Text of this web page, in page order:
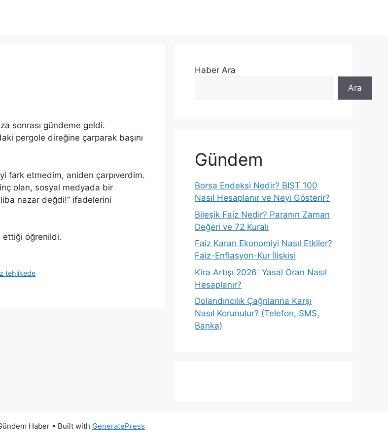
sonrası gündeme geldi.
pergole direğine çarparak başını
fark etmedim, aniden çarpıverdim.
olan, sosyal medyada bir
nazar değdi!” ifadelerini
ettiği öğrenildi.
tehlikede
Haber Ara
Ara
Gündem
Borsa Endeksi Nedir? BIST 100
Nasıl Hesaplanır ve Neyi Gösterir?
Bileşik Faiz Nedir? Paranın Zaman
Değeri ve 72 Kuralı
Faiz Kararı Ekonomiyi Nasıl Etkiler?
Faiz-Enflasyon-Kur İlişkisi
Kira Artışı 2026: Yasal Oran Nasıl
Hesaplanır?
Dolandırıcılık Çağrılarına Karşı
Nasıl Korunulur? (Telefon, SMS,
Banka)
Haber • Built with GeneratePress